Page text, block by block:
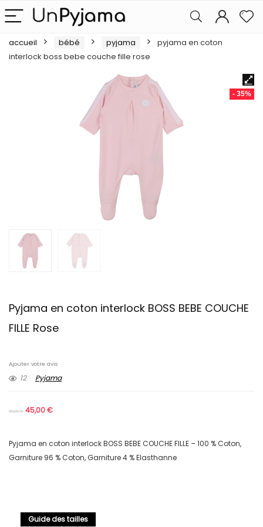
accueil bébé pyjama
pyjama en coton
interlock boss bebe couche fille rose
- 35%
Pyjama en coton interlock BOSS BEBE COUCHE
FILLE Rose
Ajouter votre avis
12 Pyjama
69,00€ 45,00€
Pyjama en coton interlock BOSS BEBE COUCHE FILLE – 100 % Coton,
Garniture 96 % Coton, Garniture 4 % Elasthanne
Guide des tailles